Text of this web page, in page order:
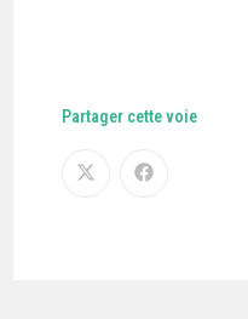
Partager cette voie